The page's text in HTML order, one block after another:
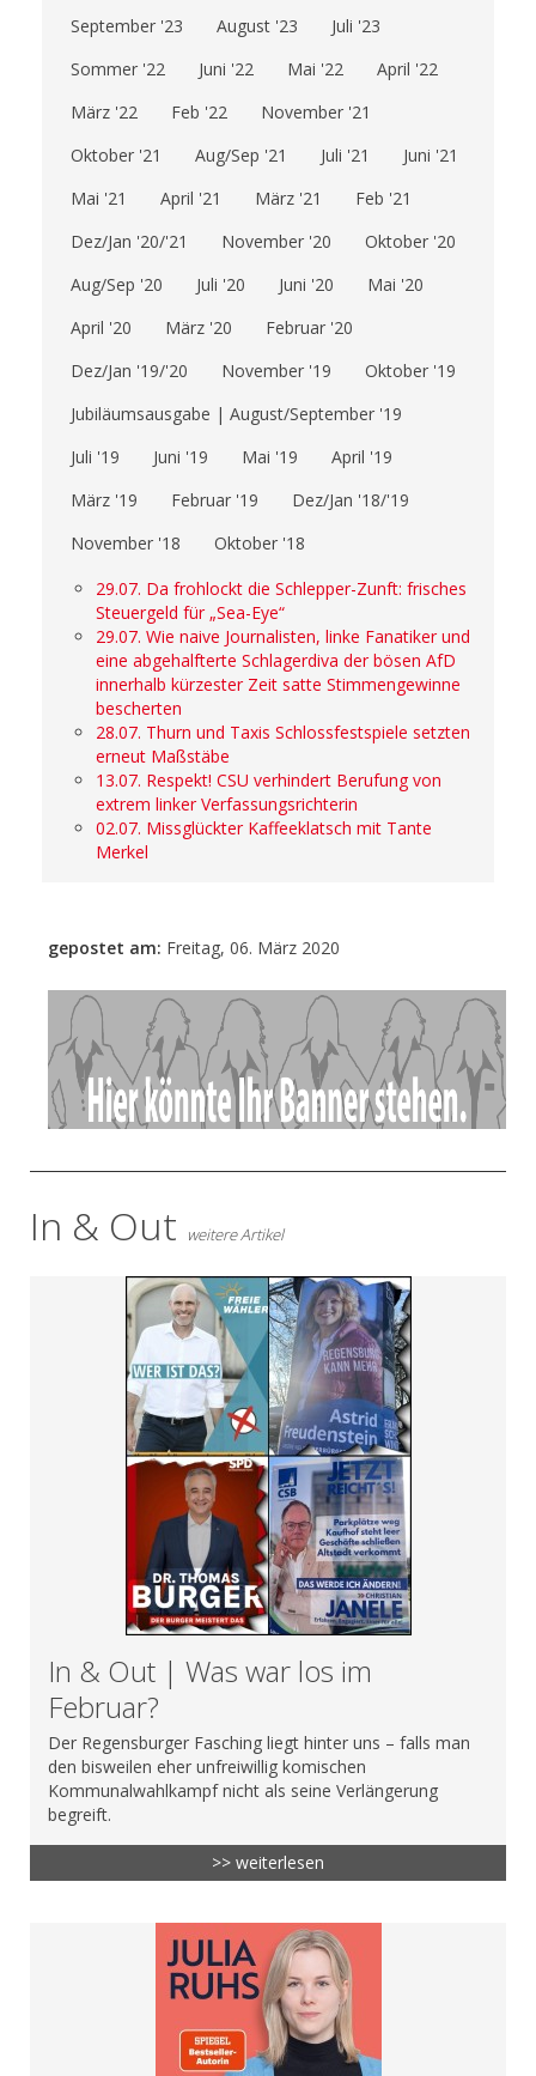
September '23
August '23
Juli '23
Sommer '22
Juni '22 Mai '22
April '22
März '22
Feb '22
November '21
Oktober '21
Aug/Sep '21 Juli '21
Juni '21
Mai '21
April '21 März '21
Feb '21
Dez/Jan '20/'21
November '20
Oktober '20
Aug/Sep '20
Juli '20 Juni '20
Mai '20
April '20
März '20
Februar '20
Dez/Jan '19/'20
November '19
Oktober '19
Jubiläumsausgabe | August/September '19
Juli '19
Juni '19 Mai '19
April '19
März '19
Februar '19
Dez/Jan '18/'19
November '18
Oktober '18
29.07. Da frohlockt die Schlepper-Zunft: frisches
Steuergeld für „Sea-Eye“
29.07. Wie naive Journalisten, linke Fanatiker und
eine abgehalfterte Schlagerdiva der bösen AfD
innerhalb kürzester Zeit satte Stimmengewinne
bescherten
28.07. Thurn und Taxis Schlossfestspiele setzten
erneut Maßstäbe
13.07. Respekt! CSU verhindert Berufung von
extrem linker Verfassungsrichterin
02.07. Missglückter Kaffeeklatsch mit Tante
Merkel
gepostet am: Freitag, 06. März 2020
- Anzeige -
In & Out weitere Artikel
In & Out | Was war los im
Februar?
Der Regensburger Fasching liegt hinter uns – falls man
den bisweilen eher unfreiwillig komischen
Kommunalwahlkampf nicht als seine Verlängerung
begreift.
>> weiterlesen